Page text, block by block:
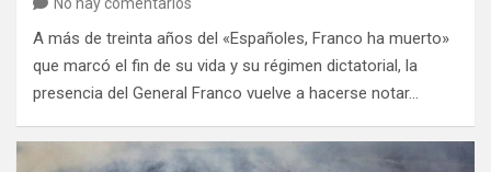
A más de treinta años del «Españoles, Franco ha muerto»
que marcó el fin de su vida y su régimen dictatorial, la
presencia del General Franco vuelve a hacerse notar…